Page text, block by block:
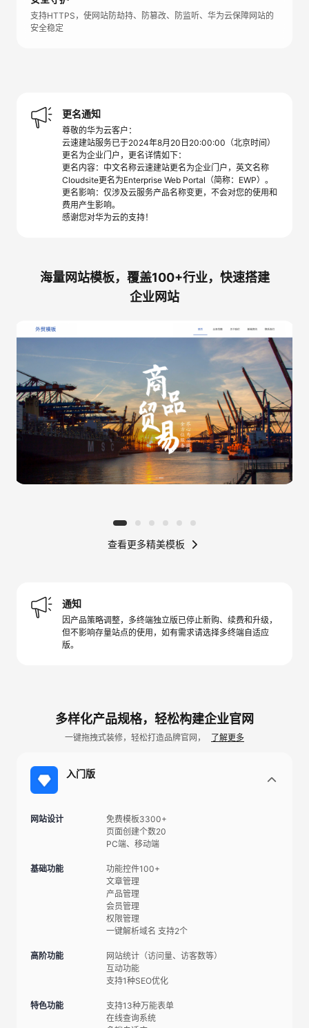
支持HTTPS，使网站防劫持、防篡改、防监听、华为云保障网站的
安全稳定
更名通知
尊敬的华为云客户：
云速建站服务已于2024年8月20日20:00:00（北京时间）
更名为企业门户，更名详情如下：
更名内容：中文名称云速建站更名为企业门户，英文名称
Cloudsite更名为Enterprise Web Portal（简称：EWP）。
更名影响：仅涉及云服务产品名称变更，不会对您的使用和
费用产生影响。
感谢您对华为云的支持！
海量网站模板，覆盖100+行业，快速搭建
企业网站
查看更多精美模板
通知
因产品策略调整，多终端独立版已停止新购、续费和升级，
但不影响存量站点的使用，如有需求请选择多终端自适应
版。
多样化产品规格，轻松构建企业官网
一键拖拽式装修，轻松打造品牌官网， 了解更多
入门版
网站设计
免费模板3300+
页面创建个数20
PC端、移动端
基础功能
功能控件100+
文章管理
产品管理
会员管理
权限管理
一键解析域名 支持2个
高阶功能
网站统计（访问量、访客数等）
互动功能
支持1种SEO优化
特色功能
支持13种万能表单
在线查询系统